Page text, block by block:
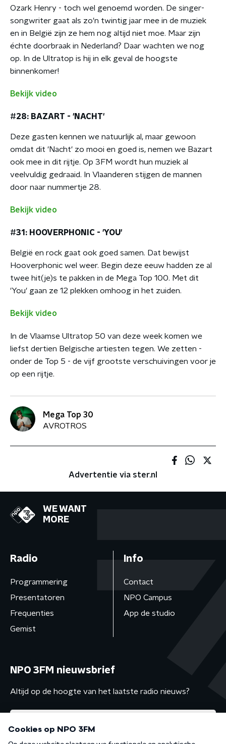
Ozark Henry - toch wel genoemd worden. De singer-
songwriter gaat als zo'n twintig jaar mee in de muziek
en in België zijn ze hem nog altijd niet moe. Maar zijn
échte doorbraak in Nederland? Daar wachten we nog
op. In de Ultratop is hij in elk geval de hoogste
binnenkomer!
Bekijk video
#28: BAZART - 'NACHT'
Deze gasten kennen we natuurlijk al, maar gewoon
omdat dit 'Nacht' zo mooi en goed is, nemen we Bazart
ook mee in dit rijtje. Op 3FM wordt hun muziek al
veelvuldig gedraaid. In Vlaanderen stijgen de mannen
door naar nummertje 28.
Bekijk video
#31: HOOVERPHONIC - 'YOU'
België en rock gaat ook goed samen. Dat bewijst
Hooverphonic wel weer. Begin deze eeuw hadden ze al
twee hit(je)s te pakken in de Mega Top 100. Met dit
'You' gaan ze 12 plekken omhoog in het zuiden.
Bekijk video
In de Vlaamse Ultratop 50 van deze week komen we
liefst dertien Belgische artiesten tegen. We zetten -
onder de Top 5 - de vijf grootste verschuivingen voor je
op een rijtje.
Mega Top 30
AVROTROS
Advertentie via ster.nl
WE WANT
MORE
Radio
Programmering
Presentatoren
Frequenties
Gemist
Info
Contact
NPO Campus
App de studio
NPO 3FM nieuwsbrief
Altijd op de hoogte van het laatste radio nieuws?